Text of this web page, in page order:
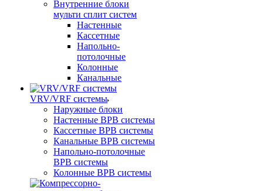
Внутренние блоки
мульти сплит систем
Настенные
Кассетные
Напольно-
потолочные
Колонные
Канальные
VRV/VRF системы
Наружные блоки
Настенные ВРВ системы
Кассетные ВРВ системы
Канальные ВРВ системы
Напольно-потолочные
ВРВ системы
Колонные ВРВ системы